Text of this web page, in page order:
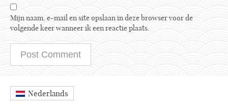
Mijn naam, e-mail en site opslaan in deze browser voor de
volgende keer wanneer ik een reactie plaats.
Nederlands